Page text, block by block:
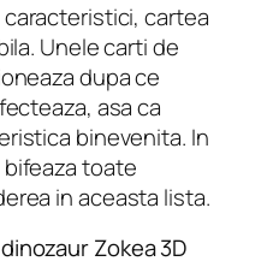
cartea
Unele carti de
dupa ce
asa ca
binevenita. In
toate
in aceasta lista.
Zokea 3D